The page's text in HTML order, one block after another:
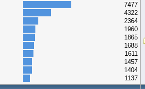
7477
4322
2364
1960
1865
1688
1611
1457
1404
1137